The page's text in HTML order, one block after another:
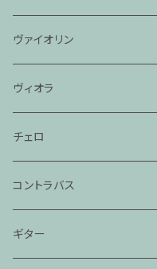
ヴァイオリン
ヴィオラ
チェロ
コントラバス
ギター